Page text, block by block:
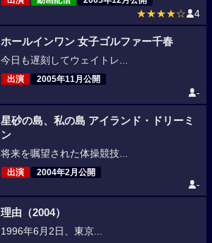
★★★★☆ 4
ホールインワン 女子ゴルファー千春
今日も遅刻してウェイトレ...
出演 2005年11月公開
-
星砂の島、私の島 アイランド・ドリーミ
ン
将来を嘱望された体操競技...
出演 2004年2月公開
-
理由（2004）
1996年6月2日、東京...